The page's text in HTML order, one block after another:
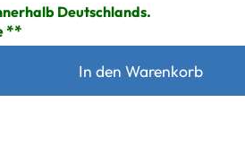
Deutschlands.
In den Warenkorb